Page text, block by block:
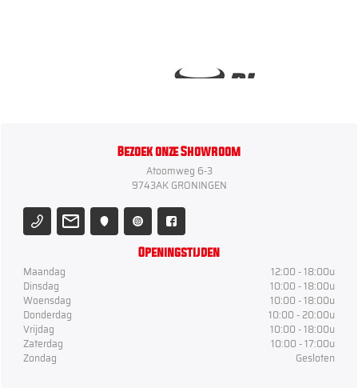
Bezoek onze Showroom
Atoomweg 6-3
9743AK GRONINGEN
Openingstijden
Maandag
12:00 - 18:00u
Dinsdag
10:00 - 18:00u
Woensdag
10:00 - 18:00u
Donderdag
10:00 - 20:00u
Vrijdag
10:00 - 18:00u
Zaterdag
10:00 - 17:00u
Zondag
Gesloten